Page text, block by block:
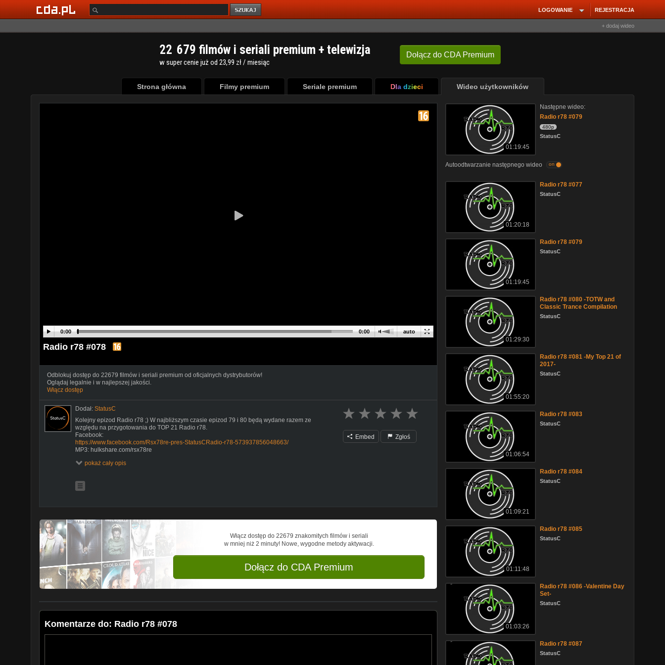
REJESTRACJA
LOGOWANIE
+ dodaj wideo
Dołącz do CDA Premium
22 679 filmów i seriali premium + telewizja
w super cenie już od 23,99 zł / miesiąc
Strona główna Filmy premium Seriale premium Dla dzieci Wideo użytkowników
auto
0:00 0:00
Radio r78 #078
Odblokuj dostęp do 22679 filmów i seriali premium od oficjalnych dystrybutorów!
Oglądaj legalnie i w najlepszej jakości.
Włącz dostęp
Dodał: StatusC
Kolejny epizod Radio r78 ;) W najbliższym czasie epizod 79 i 80 będą wydane razem ze
względu na przygotowania do TOP 21 Radio r78.
Facebook:
https://www.facebook.com/Rsx78re-pres-StatusCRadio-r78-573937856048663/
MP3: hulkshare.com/rsx78re
Tracklist:
02. Pryda - Stay With Me
03. Feel, Alexanda Badoi - Born To Love
08. Sean Mathews - Prophecy
09. Memory Loss - Luna
10. Eric Senn, Magic Sense - Virtue
11. Exouler - Era
12. Moonsouls & Marjan - Until The End
13. Gaia - Crossfire (Andy Kern Remix)
14. Andres Sanchez - Eternity
15. Talla 2XLC ft Carl B and Katie Marne - Keep the fire burning (Magnus Remix)
16. Armin van Buuren presents Gaia - Status Excessu D [WAYBACK TUNE]
pokaż cały opis
Embed Zgłoś
Włącz dostęp do 22679 znakomitych filmów i seriali
w mniej niż 2 minuty! Nowe, wygodne metody aktywacji.
Dołącz do CDA Premium
Komentarze do: Radio r78 #078
01:19:45
Następne wideo:
Radio r78 #079
480p
StatusC
Autoodtwarzanie następnego wideo on
01:20:18
Radio r78 #077
StatusC
01:19:45
Radio r78 #079
StatusC
01:29:30
Radio r78 #080 -TOTW and
Classic Trance Compilation
StatusC
01:55:20
Radio r78 #081 -My Top 21 of
2017-
StatusC
01:06:54
Radio r78 #083
StatusC
01:09:21
Radio r78 #084
StatusC
01:11:48
Radio r78 #085
StatusC
01:03:26
Radio r78 #086 -Valentine Day
Set-
StatusC
Radio r78 #087
StatusC